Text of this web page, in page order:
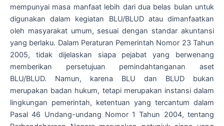
mempunyai masa manfaat lebih dari dua belas bulan untuk
digunakan dalam kegiatan BLU/BLUD atau dimanfaatkan
oleh masyarakat umum, sesuai dengan standar akuntansi
yang berlaku. Dalam Peraturan Pemerintah Nomor 23 Tahun
2005, tidak dijelaskan siapa pejabat yang berwenang
memberikan persetujuan pemindahtanganan aset
BLU/BLUD. Namun, karena BLU dan BLUD bukan
merupakan badan hukum, tetapi merupakan instansi dalam
lingkungan pemerintah, ketentuan yang tercantum dalam
Pasal 46 Undang-undang Nomor 1 Tahun 2004, tentang